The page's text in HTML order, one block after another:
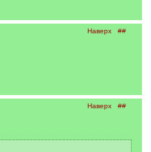
Наверх ##
Наверх ##